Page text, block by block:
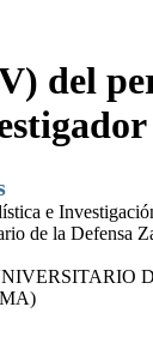
del
e
de la Defensa